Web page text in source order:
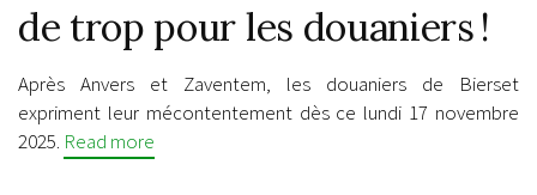
de trop pour les douaniers !
Après Anvers et Zaventem, les douaniers de Bierset
expriment leur mécontentement dès ce lundi 17 novembre
2025. Read more